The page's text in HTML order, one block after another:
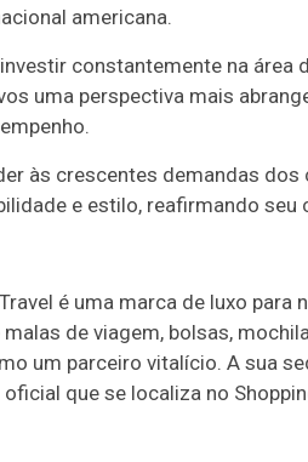
americana.
constantemente na
uma perspectiva mais
às crescentes demandas
e estilo, reafirmando
é uma marca de luxo
de viagem, bolsas,
um parceiro vitalício. A sua
que se localiza no